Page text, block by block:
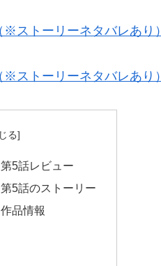
※ストーリーネタバレあり）
※ストーリーネタバレあり）
5話レビュー
5話のストーリー
品情報